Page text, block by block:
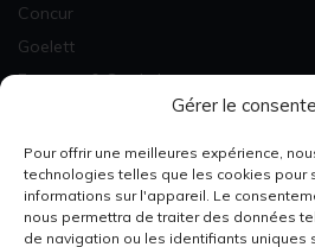
Gérer le
Pour offrir une meilleures expérience,
technologies telles que les cookies pour
informations sur l'appareil. Le
nous permettra de traiter des données
de navigation ou les identifiants uniques
Concur
Goelett
Factures & Statistiques
Newsletter